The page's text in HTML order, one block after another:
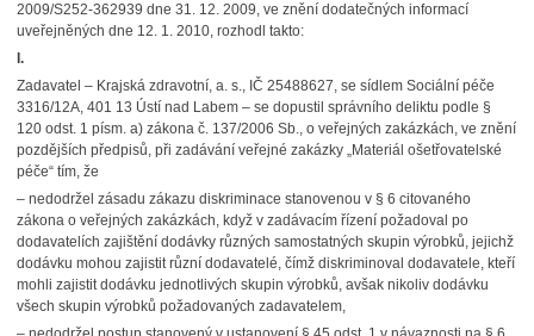
2009/S252-362939 dne 31. 12. 2009, ve znění dodatečných informací
uveřejněných dne 12. 1. 2010, rozhodl takto:
I.
Zadavatel – Krajská zdravotní, a. s., IČ 25488627, se sídlem Sociální péče
3316/12A, 401 13 Ústí nad Labem – se dopustil správního deliktu podle §
120 odst. 1 písm. a) zákona č. 137/2006 Sb., o veřejných zakázkách, ve znění
pozdějších předpisů, při zadávání veřejné zakázky „Materiál ošetřovatelské
péče“ tím, že
– nedodržel zásadu zákazu diskriminace stanovenou v § 6 citovaného
zákona o veřejných zakázkách, když v zadávacím řízení požadoval po
dodavatelích zajištění dodávky různých samostatných skupin výrobků, jejichž
dodávku mohou zajistit různí dodavatelé, čímž diskriminoval dodavatele, kteří
mohli zajistit dodávku jednotlivých skupin výrobků, avšak nikoliv dodávku
všech skupin výrobků požadovaných zadavatelem,